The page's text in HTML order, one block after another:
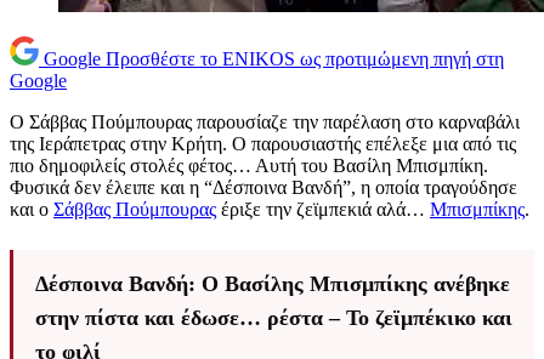
Google Προσθέστε το ENIKOS ως προτιμώμενη πηγή στη
Google
Ο Σάββας Πούμπουρας παρουσίαζε την παρέλαση στο καρναβάλι
της Ιεράπετρας στην Κρήτη. Ο παρουσιαστής επέλεξε μια από τις
πιο δημοφιλείς στολές φέτος… Αυτή του Βασίλη Μπισμπίκη.
Φυσικά δεν έλειπε και η “Δέσποινα Βανδή”, η οποία τραγούδησε
και ο Σάββας Πούμπουρας έριξε την ζεϊμπεκιά αλά… Μπισμπίκης.
Δέσποινα Βανδή: Ο Βασίλης Μπισμπίκης ανέβηκε
στην πίστα και έδωσε… ρέστα – Το ζεϊμπέκικο και
το φιλί